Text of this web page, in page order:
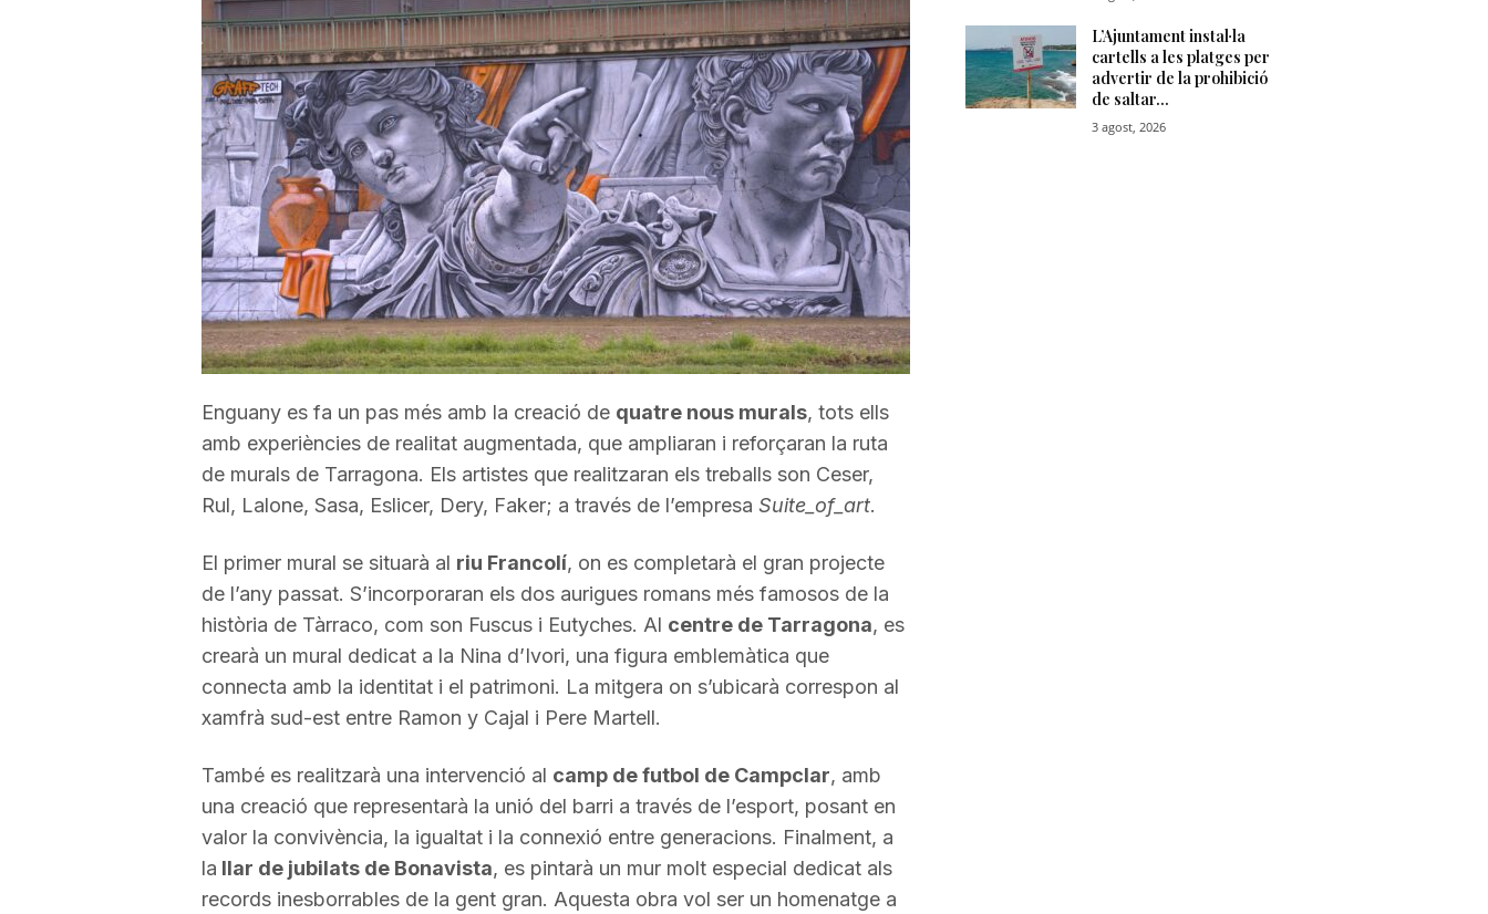
e
T
a
r
r
a
g
o
n
a
Enguany es fa un pas més amb la creació de quatre nous murals, tots ells
amb experiències de realitat augmentada, que ampliaran i reforçaran la ruta
de murals de Tarragona. Els artistes que realitzaran els treballs son Ceser,
Rul, Lalone, Sasa, Eslicer, Dery, Faker; a través de l’empresa Suite_of_art.
El primer mural se situarà al riu Francolí, on es completarà el gran projecte
de l’any passat. S’incorporaran els dos aurigues romans més famosos de la
història de Tàrraco, com son Fuscus i Eutyches. Al centre de Tarragona, es
crearà un mural dedicat a la Nina d’Ivori, una figura emblemàtica que
connecta amb la identitat i el patrimoni. La mitgera on s’ubicarà correspon al
xamfrà sud-est entre Ramon y Cajal i Pere Martell.
També es realitzarà una intervenció al camp de futbol de Campclar, amb
una creació que representarà la unió del barri a través de l’esport, posant en
valor la convivència, la igualtat i la connexió entre generacions. Finalment, a
la llar de jubilats de Bonavista, es pintarà un mur molt especial dedicat als
records inesborrables de la gent gran. Aquesta obra vol ser un homenatge a